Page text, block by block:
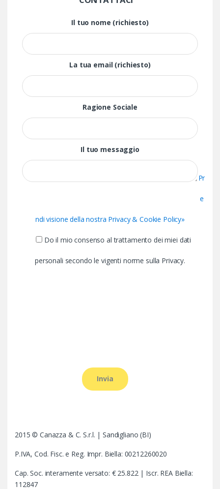
Il tuo nome (richiesto)
La tua email (richiesto)
Ragione Sociale
Il tuo messaggio
Pr
e
ndi visione della nostra Privacy & Cookie Policy»
Do il mio consenso al trattamento dei miei dati
personali secondo le vigenti norme sulla Privacy.
2015 © Canazza & C. S.r.l. | Sandigliano (BI)
P.IVA, Cod. Fisc. e Reg. Impr. Biella: 00212260020
Cap. Soc. interamente versato: € 25.822 | Iscr. REA Biella:
112847